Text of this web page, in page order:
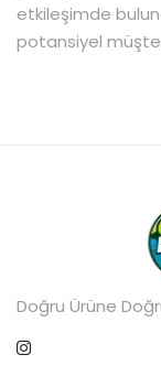
etkileşimde
potansiyel
Doğru Ürüne